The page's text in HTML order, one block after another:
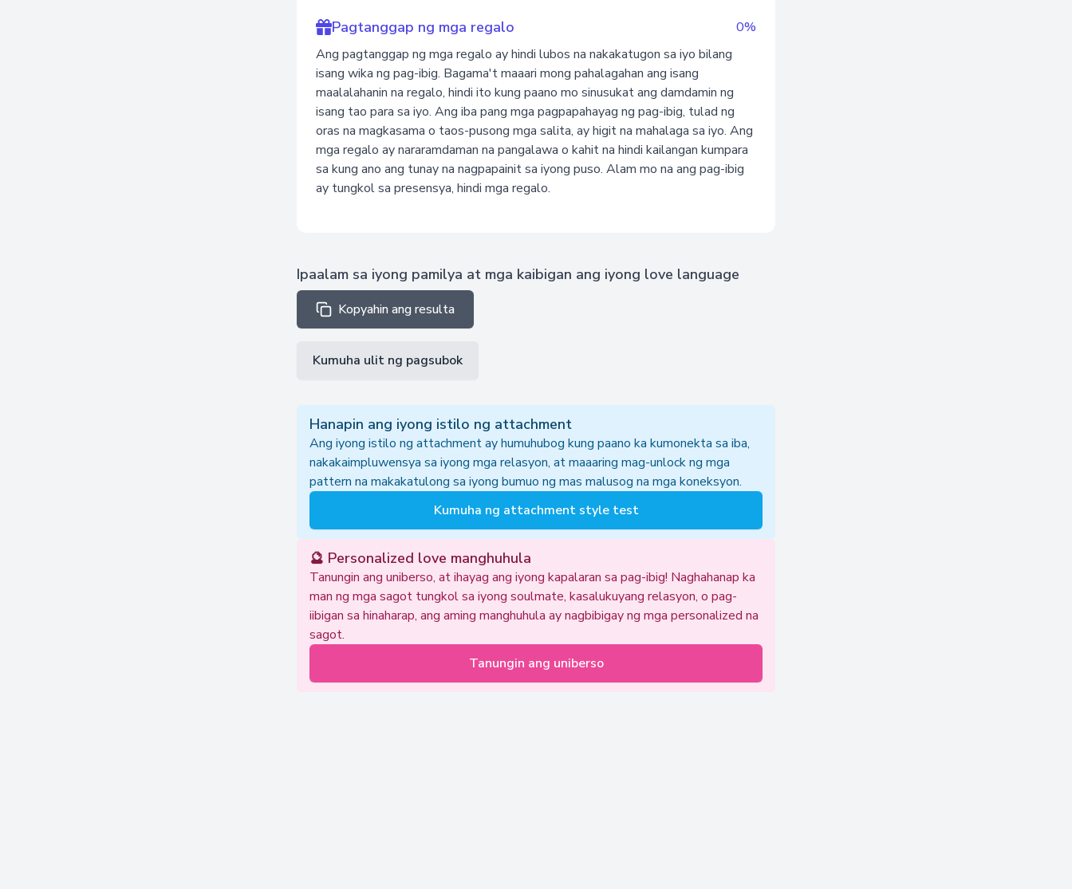
Pagtanggap ng mga regalo
0%
Ang pagtanggap ng mga regalo ay hindi lubos na nakakatugon sa iyo bilang
isang wika ng pag-ibig. Bagama't maaari mong pahalagahan ang isang
maalalahanin na regalo, hindi ito kung paano mo sinusukat ang damdamin ng
isang tao para sa iyo. Ang iba pang mga pagpapahayag ng pag-ibig, tulad ng
oras na magkasama o taos-pusong mga salita, ay higit na mahalaga sa iyo. Ang
mga regalo ay nararamdaman na pangalawa o kahit na hindi kailangan kumpara
sa kung ano ang tunay na nagpapainit sa iyong puso. Alam mo na ang pag-ibig
ay tungkol sa presensya, hindi mga regalo.
Ipaalam sa iyong pamilya at mga kaibigan ang iyong love language
Kopyahin ang resulta
Kumuha ulit ng pagsubok
Hanapin ang iyong istilo ng attachment
Ang iyong istilo ng attachment ay humuhubog kung paano ka kumonekta sa iba,
nakakaimpluwensya sa iyong mga relasyon, at maaaring mag-unlock ng mga
pattern na makakatulong sa iyong bumuo ng mas malusog na mga koneksyon.
Kumuha ng attachment style test
🔮 Personalized love manghuhula
Tanungin ang uniberso, at ihayag ang iyong kapalaran sa pag-ibig! Naghahanap ka
man ng mga sagot tungkol sa iyong soulmate, kasalukuyang relasyon, o pag-
iibigan sa hinaharap, ang aming manghuhula ay nagbibigay ng mga personalized na
sagot.
Tanungin ang uniberso